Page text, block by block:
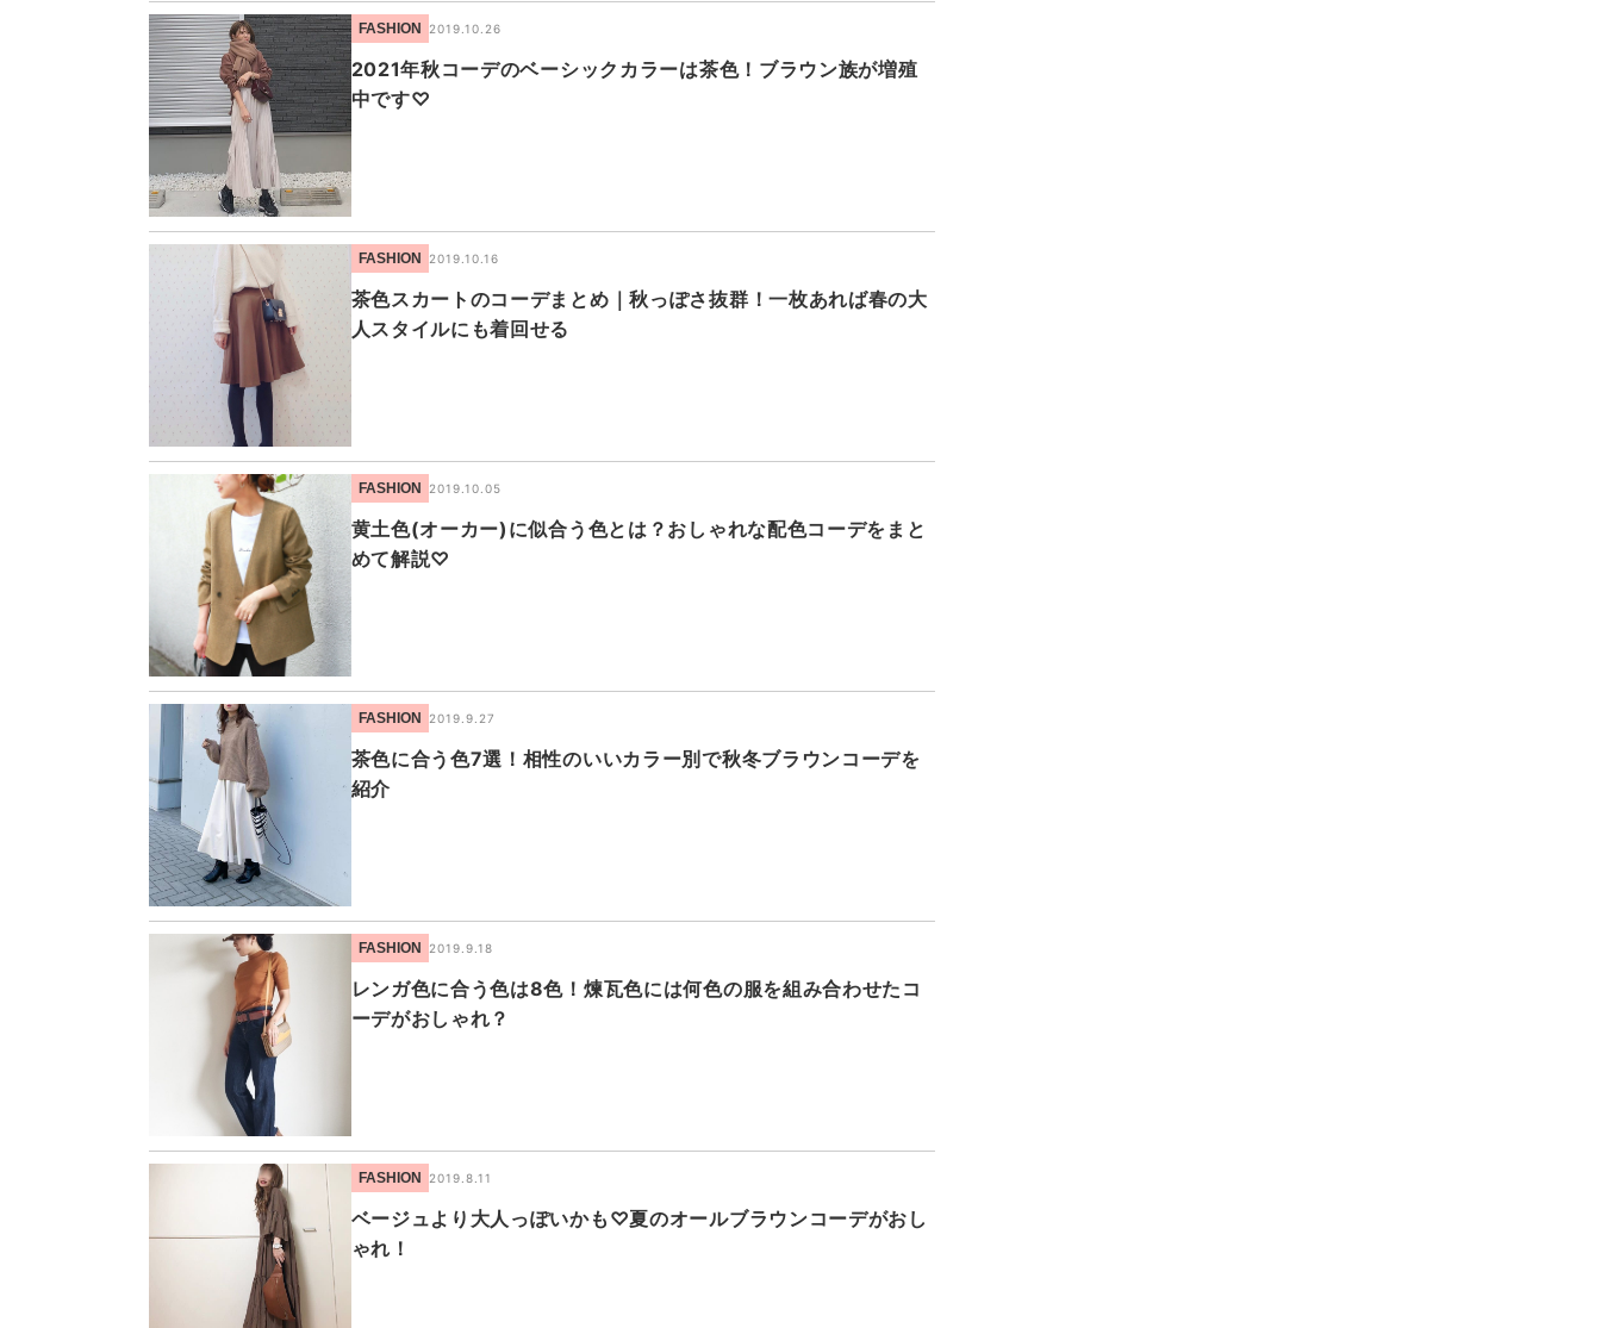
FASHION 2019.10.26
2021年秋コーデのベーシックカラーは茶色！ブラウン族が増殖
中です♡
FASHION 2019.10.16
茶色スカートのコーデまとめ｜秋っぽさ抜群！一枚あれば春の大
人スタイルにも着回せる
FASHION 2019.10.05
黄土色(オーカー)に似合う色とは？おしゃれな配色コーデをまと
めて解説♡
FASHION 2019.9.27
茶色に合う色7選！相性のいいカラー別で秋冬ブラウンコーデを
紹介
FASHION 2019.9.18
レンガ色に合う色は8色！煉瓦色には何色の服を組み合わせたコ
ーデがおしゃれ？
FASHION 2019.8.11
ベージュより大人っぽいかも♡夏のオールブラウンコーデがおし
ゃれ！